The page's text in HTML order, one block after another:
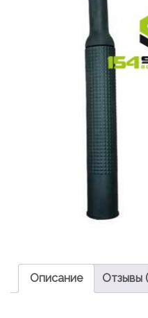
Описание Отзывы